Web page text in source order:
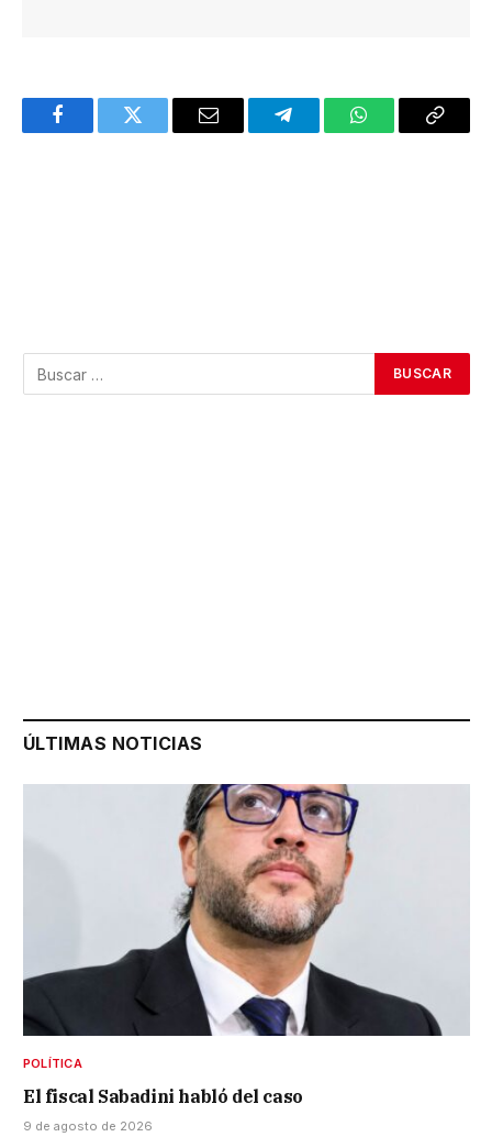
FacebookTwitter Email TelegramWhatsAppCopy
ÚLTIMAS NOTICIAS
POLÍTICA
El fiscal Sabadini habló del caso
9 de agosto de 2026